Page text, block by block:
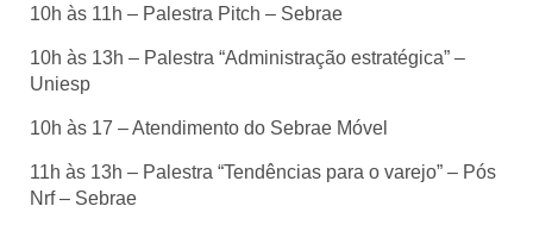
10h às 11h – Palestra Pitch – Sebrae
10h às 13h – Palestra “Administração estratégica” –
Uniesp
10h às 17 – Atendimento do Sebrae Móvel
11h às 13h – Palestra “Tendências para o varejo” – Pós
Nrf – Sebrae